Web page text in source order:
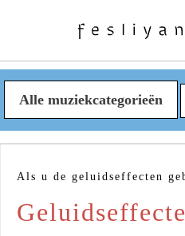
Alle muziekcategorieën
Als u de geluidseffecten